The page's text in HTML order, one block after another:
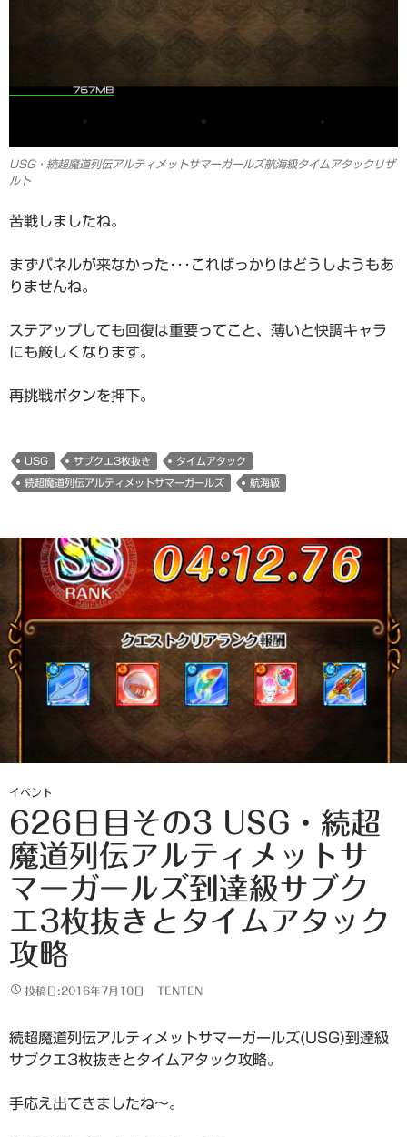
USG・続超魔道列伝アルティメットサマーガールズ航海級タイムアタックリザ
ルト
苦戦しましたね。
まずパネルが来なかった･･･こればっかりはどうしようもあ
りませんね。
ステアップしても回復は重要ってこと、薄いと快調キャラ
にも厳しくなります。
再挑戦ボタンを押下。
USG サブクエ3枚抜き タイムアタック
続超魔道列伝アルティメットサマーガールズ 航海級
イベント
626日目その3 USG・続超
魔道列伝アルティメットサ
マーガールズ到達級サブク
エ3枚抜きとタイムアタック
攻略
投稿日:2016年7月10日 TENTEN
続超魔道列伝アルティメットサマーガールズ(USG)到達級
サブクエ3枚抜きとタイムアタック攻略。
手応え出てきましたね～。